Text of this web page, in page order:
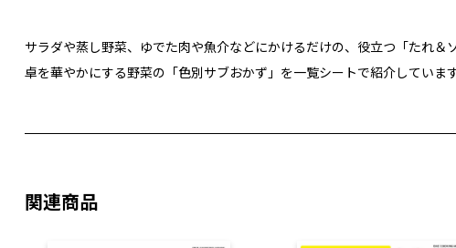
サラダや蒸し野菜、ゆでた肉や魚介などにかけるだけの、役立つ「たれ
卓を華やかにする野菜の「色別サブおかず」を一覧シートで紹介しています
関連商品